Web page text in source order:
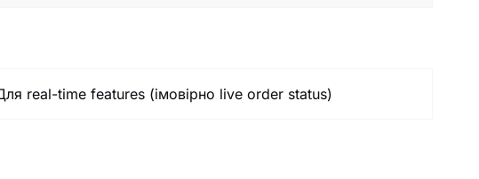
real-time features (імовірно live order status)